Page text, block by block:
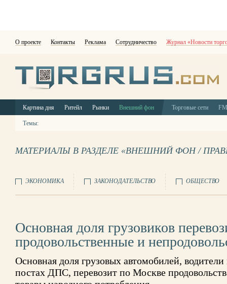
О проекте Контакты Реклама Сотрудничество Журнал «Новости
Картина дня Ритейл Рынки Внешний фон Торговые сети
Темы:
МАТЕРИАЛЫ В РАЗДЕЛЕ «ВНЕШНИЙ ФОН /
ЭКОНОМИКА ЗАКОНОДАТЕЛЬСТВО ОБЩЕСТВО
Основная доля грузовиков
продовольственные и
Основная доля грузовых автомобилей,
постах ДПС, перевозит по Москве